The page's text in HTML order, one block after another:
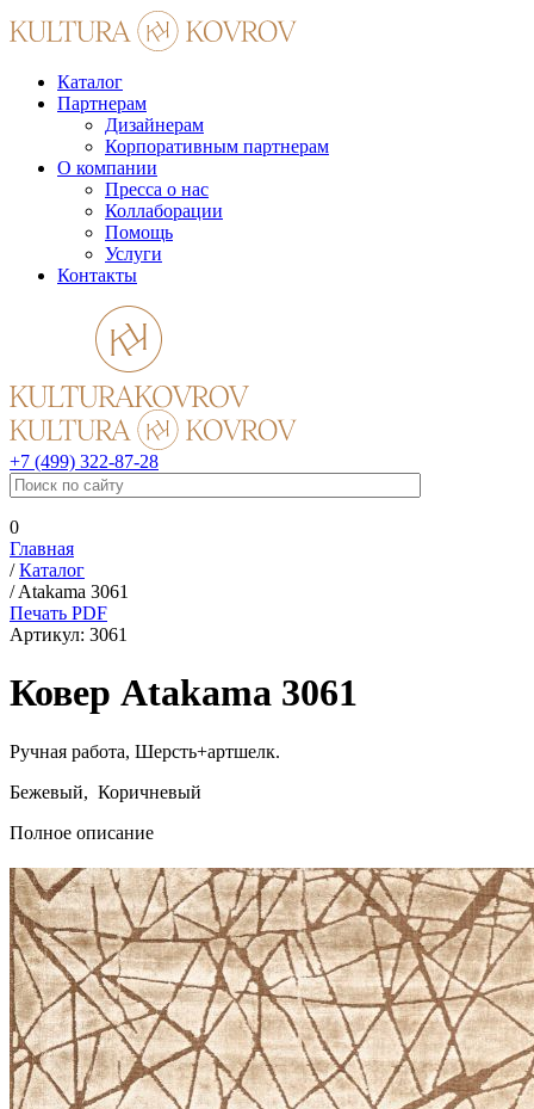
Каталог
Партнерам
Дизайнерам
Корпоративным партнерам
О компании
Пресса о нас
Коллаборации
Помощь
Услуги
Контакты
+7 (499) 322-87-28
0
Главная
/Каталог
/Atakama 3061
Печать PDF
Артикул: 3061
Ковер Atakama 3061
Ручная работа, Шерсть+артшелк.
Бежевый, Коричневый
Полное описание